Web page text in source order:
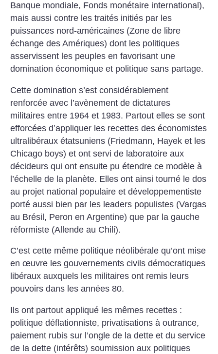
Banque mondiale, Fonds monétaire international),
mais aussi contre les traités initiés par les
puissances nord-américaines (Zone de libre
échange des Amériques) dont les politiques
asservissent les peuples en favorisant une
domination économique et politique sans partage.
Cette domination s’est considérablement
renforcée avec l’avènement de dictatures
militaires entre 1964 et 1983. Partout elles se sont
efforcées d’appliquer les recettes des économistes
ultralibéraux étatsuniens (Friedmann, Hayek et les
Chicago boys) et ont servi de laboratoire aux
décideurs qui ont ensuite pu étendre ce modèle à
l’échelle de la planète. Elles ont ainsi tourné le dos
au projet national populaire et développementiste
porté aussi bien par les leaders populistes (Vargas
au Brésil, Peron en Argentine) que par la gauche
réformiste (Allende au Chili).
C’est cette même politique néolibérale qu’ont mise
en œuvre les gouvernements civils démocratiques
libéraux auxquels les militaires ont remis leurs
pouvoirs dans les années 80.
Ils ont partout appliqué les mêmes recettes :
politique déflationniste, privatisations à outrance,
paiement rubis sur l’ongle de la dette et du service
de la dette (intérêts) soumission aux politiques